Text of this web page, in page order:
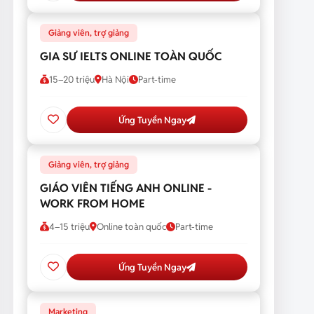
Giảng viên, trợ giảng
GIA SƯ IELTS ONLINE TOÀN QUỐC
15–20 triệu Hà Nội Part-time
Ứng Tuyển Ngay
Giảng viên, trợ giảng
GIÁO VIÊN TIẾNG ANH ONLINE -
WORK FROM HOME
4–15 triệu Online toàn quốc Part-time
Ứng Tuyển Ngay
Marketing